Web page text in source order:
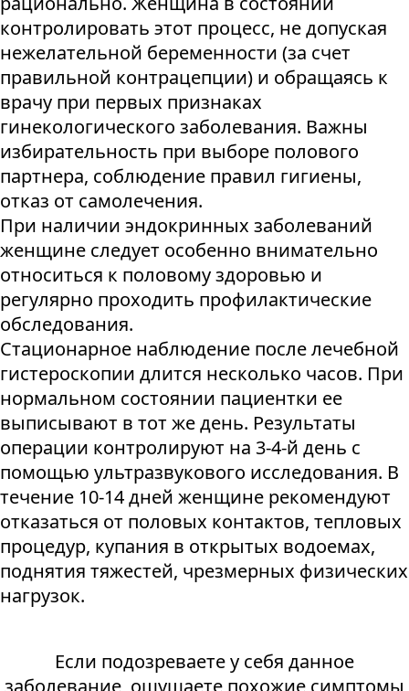
контролировать этот процесс, не допуская
нежелательной беременности (за счет
правильной контрацепции) и обращаясь к
врачу при первых признаках
гинекологического заболевания. Важны
избирательность при выборе полового
партнера, соблюдение правил гигиены,
отказ от самолечения.
При наличии эндокринных заболеваний
женщине следует особенно внимательно
относиться к половому здоровью и
регулярно проходить профилактические
обследования.
Стационарное наблюдение после лечебной
гистероскопии длится несколько часов. При
нормальном состоянии пациентки ее
выписывают в тот же день. Результаты
операции контролируют на 3-4-й день с
помощью ультразвукового исследования. В
течение 10-14 дней женщине рекомендуют
отказаться от половых контактов, тепловых
процедур, купания в открытых водоемах,
поднятия тяжестей, чрезмерных физических
нагрузок.
Если подозреваете у себя данное